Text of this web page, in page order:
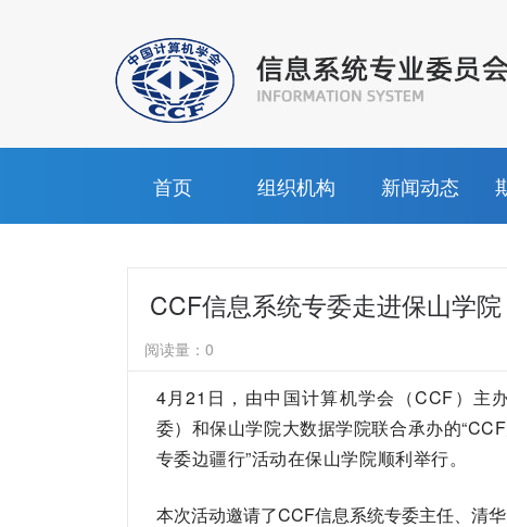
首页 组织机构 新闻动态
CCF信息系统专委走进保山学院
阅读量： 0
4月21日，由中国计算机学会（CCF）主
委）和保山学院大数据学院联合承办的
专委边疆行”活动在保山学院顺利举行。
本次活动邀请了CCF信息系统专委主任、清